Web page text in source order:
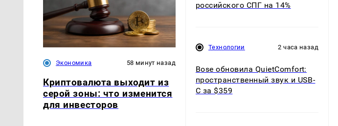
Экономика 58 минут назад
Криптовалюта выходит из
серой зоны: что изменится
для инвесторов
российского СПГ на 14%
Технологии 2 часа назад
Bose обновила QuietComfort:
пространственный звук и USB-
C за $359